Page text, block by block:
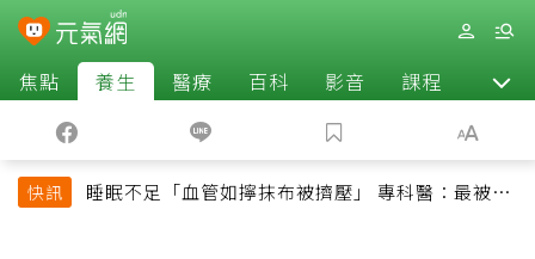
焦點 養生 醫療 百科 影音 課程 退休
快訊
睡眠不足「血管如擰抹布被擠壓」 專科醫：最被忽